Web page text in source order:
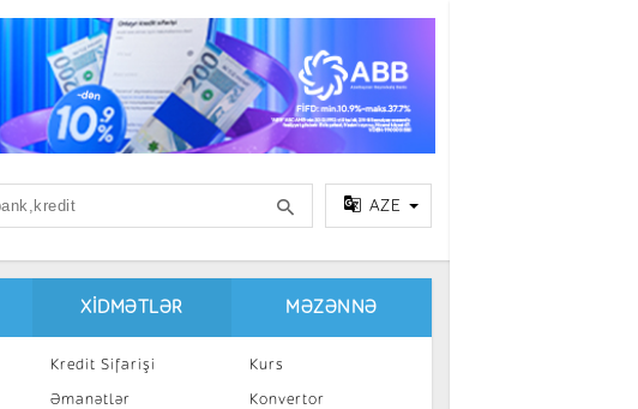
AZE
XIDMƏTLƏR
Kredit Sifarişi
Əmanətlər
MƏZƏNNƏ
Kurs
Konvertor